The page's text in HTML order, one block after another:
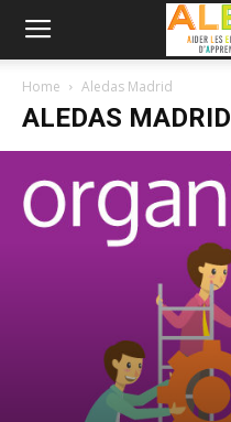
Home Aledas Madrid
ALEDAS MADRID